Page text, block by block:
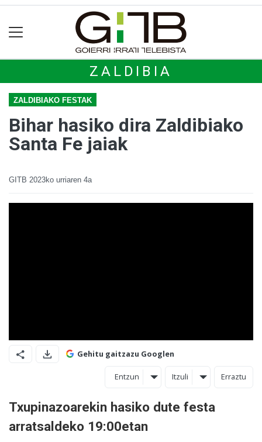
ZALDIBIA
ZALDIBIAKO FESTAK
Bihar hasiko dira Zaldibiako
Santa Fe jaiak
GITB 2023ko urriaren 4a
Gehitu gaitzazu Googlen
Entzun Itzuli Erraztu
Txupinazoarekin hasiko dute festa
arratsaldeko 19:00etan